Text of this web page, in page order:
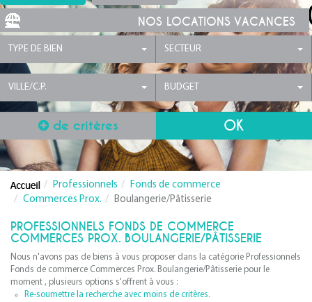
NOS LOCATIONS VACANCES
TYPE DE BIEN SECTEUR
VILLE/C.P. BUDGET
de critères
Professionnels
Fonds de commerce
Commerces Prox.
Boulangerie/Pâtisserie
PROFESSIONNELS FONDS DE COMMERCE
COMMERCES PROX. BOULANGERIE/PÂTISSERIE
Nous n'avons pas de biens à vous proposer dans la catégorie Professionnels
Fonds de commerce Commerces Prox. Boulangerie/Pâtisserie pour le
moment , plusieurs options s'offrent à vous :
Re-soumettre la recherche avec moins de critères.